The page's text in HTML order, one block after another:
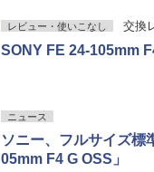
レビュー・使いこなし 交換
SONY FE 24-105mm
ニュース
ソニー、フルサイズ標
05mm F4 G OSS」